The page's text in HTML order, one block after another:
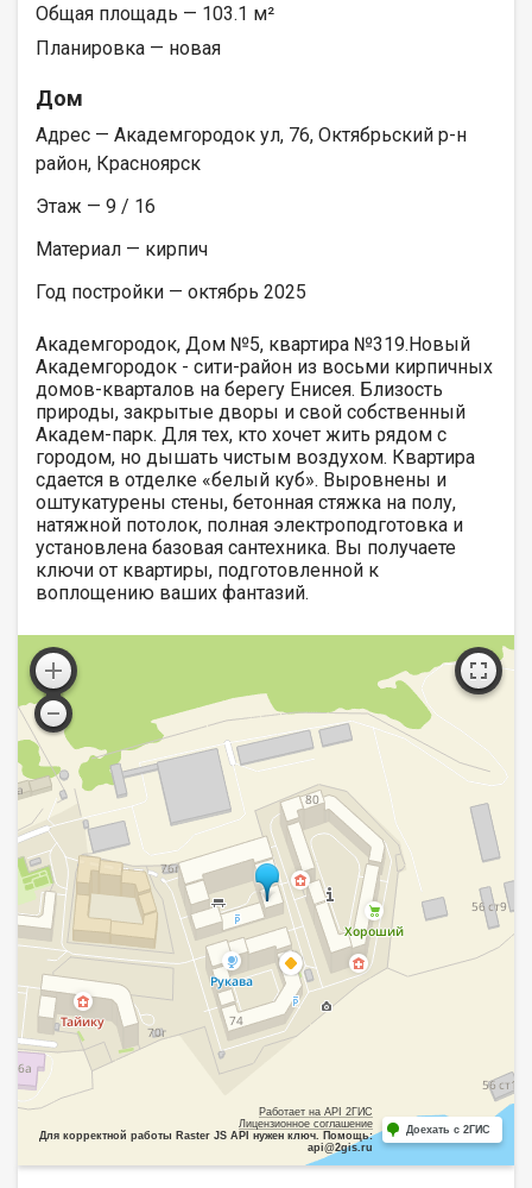
Общая площадь — 103.1 м²
Планировка — новая
Дом
Адрес — Академгородок ул, 76, Октябрьский р-н
район, Красноярск
Этаж — 9 / 16
Материал — кирпич
Год постройки — октябрь 2025
Академгородок, Дом №5, квартира №319.Новый
Академгородок - сити-район из восьми кирпичных
домов-кварталов на берегу Енисея. Близость
природы, закрытые дворы и свой собственный
Академ-парк. Для тех, кто хочет жить рядом с
городом, но дышать чистым воздухом. Квартира
сдается в отделке «белый куб». Выровнены и
оштукатурены стены, бетонная стяжка на полу,
натяжной потолок, полная электроподготовка и
установлена базовая сантехника. Вы получаете
ключи от квартиры, подготовленной к
воплощению ваших фантазий.
Работает на API 2ГИС
Лицензионное соглашение
Для корректной работы Raster JS API нужен ключ. Помощь:
api@2gis.ru
Доехать с 2ГИС